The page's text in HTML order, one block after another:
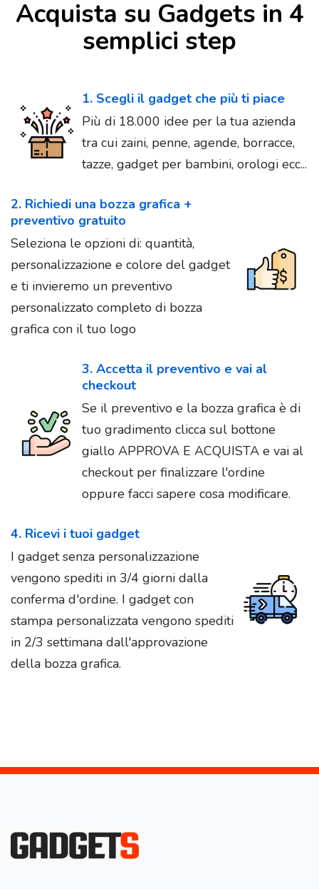
Acquista su Gadgets in 4
semplici step
1. Scegli il gadget che più ti piace
Più di 18.000 idee per la tua azienda
tra cui zaini, penne, agende, borracce,
tazze, gadget per bambini, orologi ecc...
2. Richiedi una bozza grafica +
preventivo gratuito
Seleziona le opzioni di: quantità,
personalizzazione e colore del gadget
e ti invieremo un preventivo
personalizzato completo di bozza
grafica con il tuo logo
3. Accetta il preventivo e vai al
checkout
Se il preventivo e la bozza grafica è di
tuo gradimento clicca sul bottone
giallo APPROVA E ACQUISTA e vai al
checkout per finalizzare l'ordine
oppure facci sapere cosa modificare.
4. Ricevi i tuoi gadget
I gadget senza personalizzazione
vengono spediti in 3/4 giorni dalla
conferma d'ordine. I gadget con
stampa personalizzata vengono spediti
in 2/3 settimana dall'approvazione
della bozza grafica.